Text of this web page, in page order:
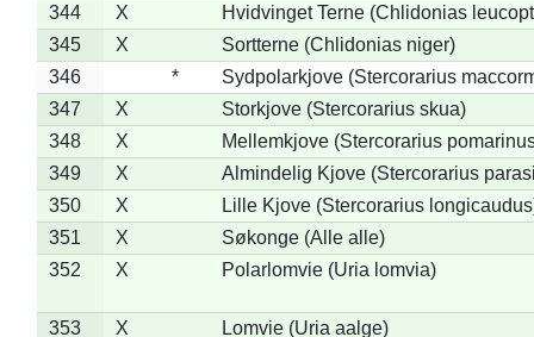
344
X
Hvidvinget Terne (Chlidonias
345
X
Sortterne (Chlidonias niger)
346
*
Sydpolarkjove (Stercorarius
347
X
Storkjove (Stercorarius skua)
348
X
Mellemkjove (Stercorarius
349
X
Almindelig Kjove (Stercorarius
350
X
Lille Kjove (Stercorarius
351
X
Søkonge (Alle alle)
352
X Polarlomvie (Uria lomvia)
353 X Lomvie (Uria aalge)